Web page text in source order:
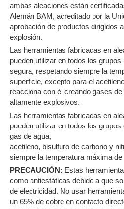
ambas aleaciones están
Alemán BAM, acreditado por la
aprobación de productos dirigidos
explosión.
Las herramientas fabricadas en
pueden utilizar en todos los
segura, respetando siempre la
superficie, excepto para el
reacciona con él creando gases de
altamente explosivos.
Las herramientas fabricadas en
pueden utilizar en todos los
gas de agua,
acetileno, bisulfuro de carbono y
siempre la temperatura máxima de
PRECAUCIÓN: Estas
como antiestáticas debido a que
de electricidad. No usar
un 65% de cobre en contacto